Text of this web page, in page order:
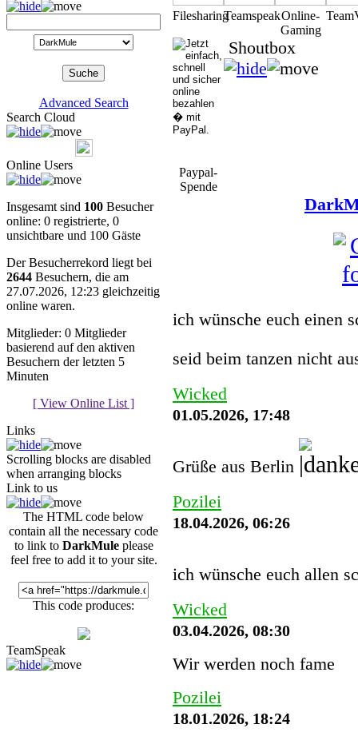
Advanced Search
Search Cloud
Online Users
Insgesamt sind 100 Besucher
online: 0 registrierte, 0
unsichtbare und 100 Gäste
Der Besucherrekord liegt bei
2644 Besuchern, die am
27.07.2026, 12:23 gleichzeitig
online waren.
Mitglieder: 0 Mitglieder
basierend auf den aktiven
Besuchern der letzten 5
Minuten
[ View Online List ]
Links
Scrolling blocks are disabled
when arranging blocks
Link to us
The HTML code below
contain all the necessary code
to link to DarkMuleplease
feel free to add it to your site.
This code produces:
TeamSpeak
FilesharingTeamspeakOnline-
Gaming
Paypal-
Spende
Shoutbox
ich wünsche euch einen
seid beim tanzen nicht
Wicked
01.05.2026, 17:48
Grüße aus Berlin
Pozilei
18.04.2026, 06:26
ich wünsche euch allen
Wicked
03.04.2026, 08:30
Wir werden noch fame
Pozilei
18.01.2026, 18:24